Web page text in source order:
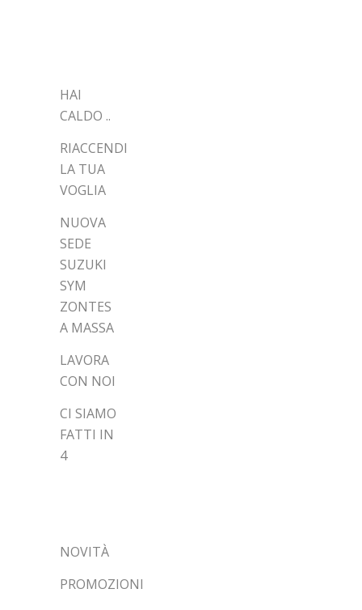
HAI
CALDO ..
RIACCENDI
LA TUA
VOGLIA
NUOVA
SEDE
SUZUKI
SYM
ZONTES
A MASSA
LAVORA
CON NOI
CI SIAMO
FATTI IN
4
NOVITÀ
PROMOZIONI